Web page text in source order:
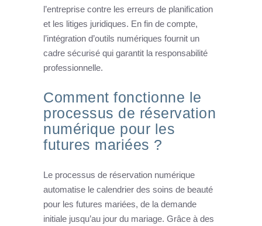
l’entreprise contre les erreurs de planification
et les litiges juridiques. En fin de compte,
l’intégration d’outils numériques fournit un
cadre sécurisé qui garantit la responsabilité
professionnelle.
Comment fonctionne le
processus de réservation
numérique pour les
futures mariées ?
Le processus de réservation numérique
automatise le calendrier des soins de beauté
pour les futures mariées, de la demande
initiale jusqu’au jour du mariage. Grâce à des